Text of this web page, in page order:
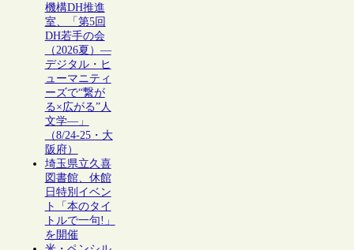
機構DH推進
室、「第5回
DH若手の会
（2026夏）―
デジタル・ヒ
ューマニティ
ーズで“繋が
る×広がる”人
文学―」
（8/24-25・大
阪府）
埼玉県立久喜
図書館、休館
日特別イベン
ト「本のタイ
トルで一句!」
を開催